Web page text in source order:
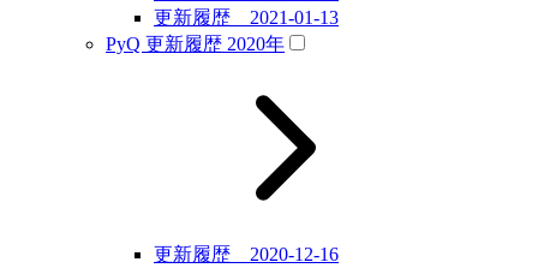
更新履歴 2021-01-13
PyQ 更新履歴 2020年
更新履歴 2020-12-16